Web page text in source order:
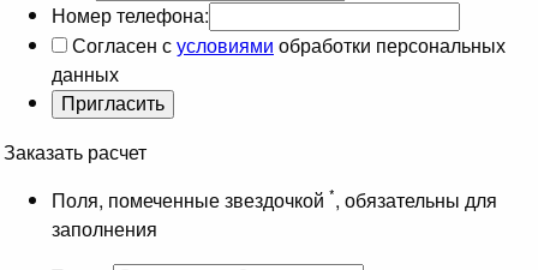
Номер телефона:
Согласен сусловиями обработки персональных
данных
Заказать расчет
Поля, помеченные звездочкой *, обязательны для
заполнения